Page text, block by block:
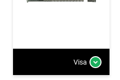
Visa